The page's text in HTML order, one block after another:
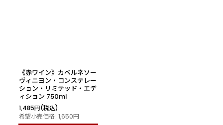
《赤ワイン》カベルネソー
ヴィニヨン・コンステレー
ション・リミテッド・エデ
ィション 750ml
1,485円(税込)
希望小売価格: 1,650円